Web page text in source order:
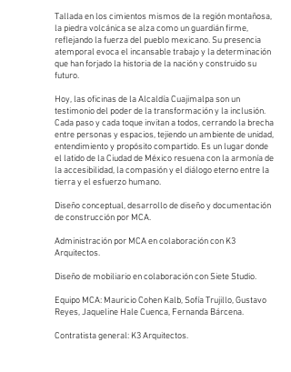
Tallada en los cimientos mismos de la región montañosa,
la piedra volcánica se alza como un guardián firme,
reflejando la fuerza del pueblo mexicano. Su presencia
atemporal evoca el incansable trabajo y la determinación
que han forjado la historia de la nación y construido su
futuro.
Hoy, las oficinas de la Alcaldía Cuajimalpa son un
testimonio del poder de la transformación y la inclusión.
Cada paso y cada toque invitan a todos, cerrando la brecha
entre personas y espacios, tejiendo un ambiente de unidad,
entendimiento y propósito compartido. Es un lugar donde
el latido de la Ciudad de México resuena con la armonía de
la accesibilidad, la compasión y el diálogo eterno entre la
tierra y el esfuerzo humano.
Diseño conceptual, desarrollo de diseño y documentación
de construcción por MCA.
Administración por MCA en colaboración con K3
Arquitectos.
Diseño de mobiliario en colaboración con Siete Studio.
Equipo MCA: Mauricio Cohen Kalb, Sofía Trujillo, Gustavo
Reyes, Jaqueline Hale Cuenca, Fernanda Bárcena.
Contratista general: K3 Arquitectos.